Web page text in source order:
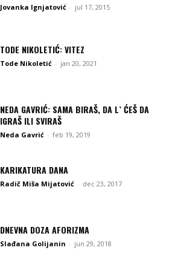
Jovanka Ignjatović - jul 17, 2015
TODE NIKOLETIĆ: VITEZ
Tode Nikoletić - jan 20, 2021
NEDA GAVRIĆ: SAMA BIRAŠ, DA L` ĆEŠ DA
IGRAŠ ILI SVIRAŠ
Neda Gavrić - feb 19, 2019
KARIKATURA DANA
Radič Miša Mijatović - dec 23, 2017
DNEVNA DOZA AFORIZMA
Slađana Golijanin - jun 29, 2018